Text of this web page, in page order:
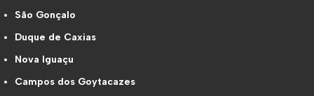
São Gonçalo
Duque de Caxias
Nova Iguaçu
Campos dos Goytacazes